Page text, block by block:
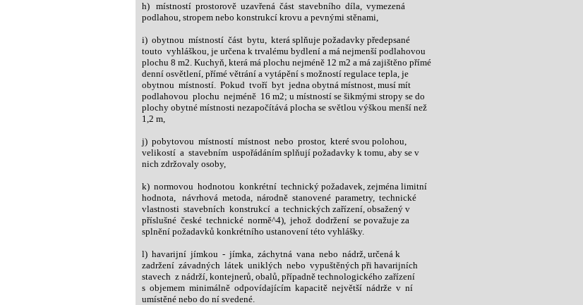
h) místností prostorově uzavřená část stavebního díla, vymezená
podlahou, stropem nebo konstrukcí krovu a pevnými stěnami,
i) obytnou místností část bytu, která splňuje požadavky předepsané
touto vyhláškou, je určena k trvalému bydlení a má nejmenší podlahovou
plochu 8 m2. Kuchyň, která má plochu nejméně 12 m2 a má zajištěno přímé
denní osvětlení, přímé větrání a vytápění s možností regulace tepla, je
obytnou místností. Pokud tvoří byt jedna obytná místnost, musí mít
podlahovou plochu nejméně 16 m2; u místností se šikmými stropy se do
plochy obytné místnosti nezapočítává plocha se světlou výškou menší než
1,2 m,
j) pobytovou místností místnost nebo prostor, které svou polohou,
velikostí a stavebním uspořádáním splňují požadavky k tomu, aby se v
nich zdržovaly osoby,
k) normovou hodnotou konkrétní technický požadavek, zejména limitní
hodnota, návrhová metoda, národně stanovené parametry, technické
vlastnosti stavebních konstrukcí a technických zařízení, obsažený v
příslušné české technické normě^4), jehož dodržení se považuje za
splnění požadavků konkrétního ustanovení této vyhlášky.
l) havarijní jímkou - jímka, záchytná vana nebo nádrž, určená k
zadržení závadných látek uniklých nebo vypuštěných při havarijních
stavech z nádrží, kontejnerů, obalů, případně technologického zařízení
s objemem minimálně odpovídajícím kapacitě největší nádrže v ní
umístěné nebo do ní svedené.